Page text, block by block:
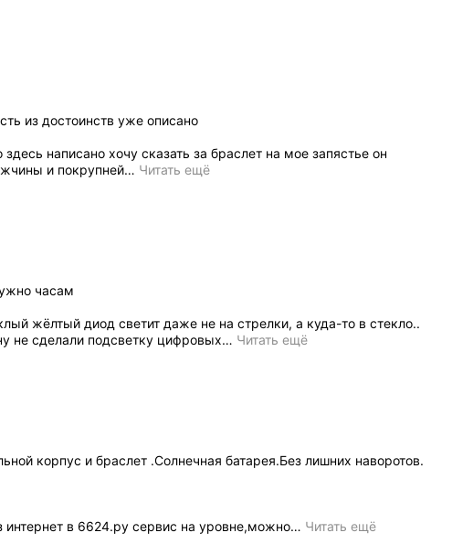
из достоинств уже описано
написано хочу сказать за браслет на мое запястье он
и покрупней… Читать ещё
часам
жёлтый диод светит даже не на стрелки, а куда-то в стекло..
не сделали подсветку цифровых… Читать ещё
корпус и браслет .Солнечная батарея.Без лишних наворотов.
интернет в 6624.ру сервис на уровне,можно… Читать ещё